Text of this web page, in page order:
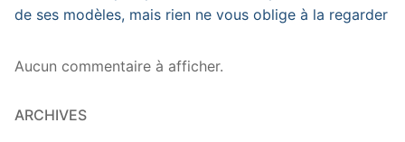
de ses modèles, mais rien ne vous oblige à la regarder
Aucun commentaire à afficher.
ARCHIVES